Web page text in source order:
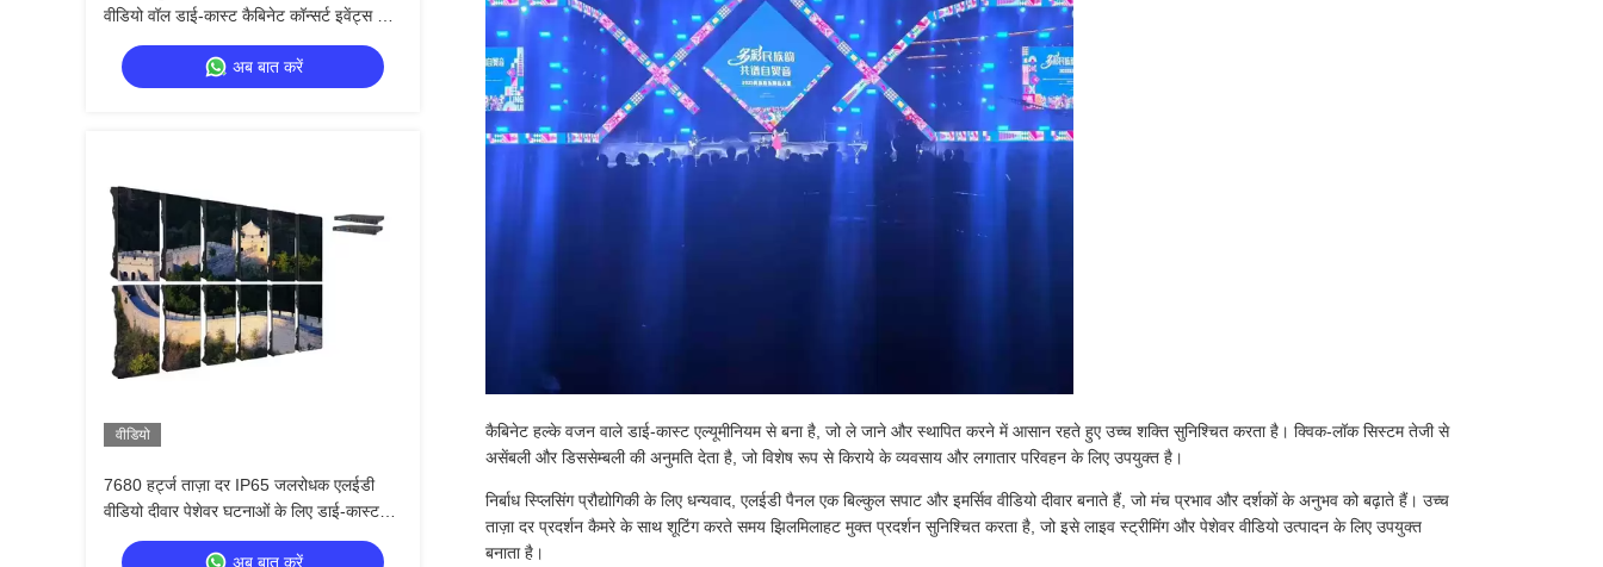
वीडियो वॉल डाई-कास्ट कैबिनेट कॉन्सर्ट इवेंट्स के
लिए सीमलेस स्टेज डिस्प्ले
अब बात करें
वीडियो
7680 हर्ट्ज ताज़ा दर IP65 जलरोधक एलईडी
वीडियो दीवार पेशेवर घटनाओं के लिए डाई-कास्ट
एल्यूमीनियम कैबिनेट के साथ
अब बात करें
कैबिनेट हल्के वजन वाले डाई-कास्ट एल्यूमीनियम से बना है, जो ले जाने और स्थापित करने में आसान रहते हुए उच्च शक्ति सुनिश्चित करता है। क्विक-लॉक सिस्टम तेजी से
असेंबली और डिससेम्बली की अनुमति देता है, जो विशेष रूप से किराये के व्यवसाय और लगातार परिवहन के लिए उपयुक्त है।
निर्बाध स्प्लिसिंग प्रौद्योगिकी के लिए धन्यवाद, एलईडी पैनल एक बिल्कुल सपाट और इमर्सिव वीडियो दीवार बनाते हैं, जो मंच प्रभाव और दर्शकों के अनुभव को बढ़ाते हैं। उच्च
ताज़ा दर प्रदर्शन कैमरे के साथ शूटिंग करते समय झिलमिलाहट मुक्त प्रदर्शन सुनिश्चित करता है, जो इसे लाइव स्ट्रीमिंग और पेशेवर वीडियो उत्पादन के लिए उपयुक्त
बनाता है।